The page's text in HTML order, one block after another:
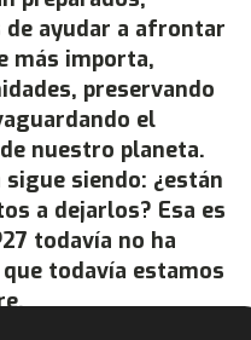
de ayudar a afrontar
más importa,
preservando
el
nuestro planeta.
siendo: ¿están
a dejarlos? Esa es
todavía no ha
todavía estamos